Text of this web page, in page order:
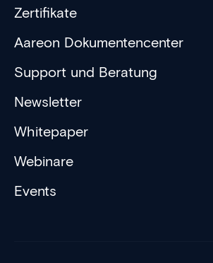
Zertifikate
Aareon Dokumentencenter
Support und Beratung
Newsletter
Whitepaper
Webinare
Events